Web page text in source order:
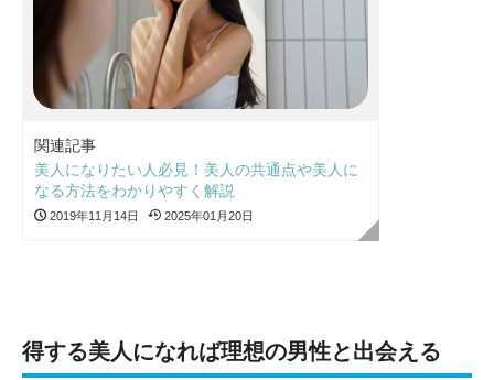
関連記事
美人になりたい人必見！美人の共通点や美人に
なる方法をわかりやすく解説
2019年11月14日 2025年01月20日
得する美人になれば理想の男性と出会える